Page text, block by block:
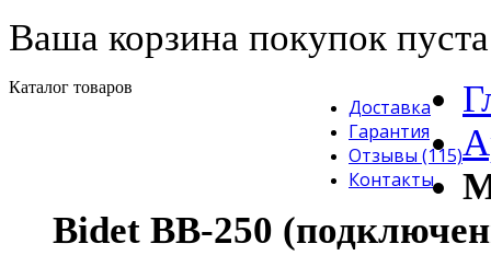
Ваша корзина покупок
Каталог товаров
Доставка
Гарантия
Отзывы (115)
Контакты
Bidet BВ-250